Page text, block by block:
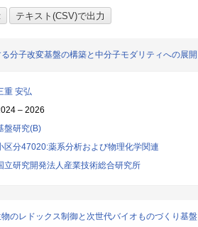
分子改変基盤の構築と中分子モダリティへの展開
重 安弘
– 2026
盤研究(B)
区分47020:薬系分析および物理化学関連
立研究開発法人産業技術総合研究所
のレドックス制御と次世代バイオものづくり基盤